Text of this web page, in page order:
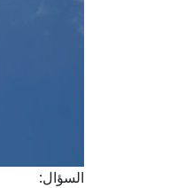
السؤال: